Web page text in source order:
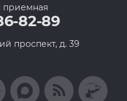
приемная
82-89
проспект, д. 39